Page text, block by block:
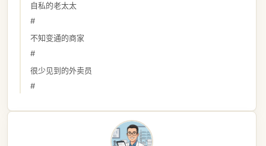
自私的老太太
#
不知变通的商家
#
很少见到的外卖员
#